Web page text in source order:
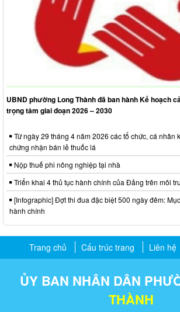
UBND phường Long Thành đã ban hành Kế hoạch
trọng tâm giai đoạn 2026 – 2030
Từ ngày 29 tháng 4 năm 2026 các tổ chức, cá nhân
chứng nhận bán lẻ thuốc lá
Nộp thuế phi nông nghiệp tại nhà
Triển khai 4 thủ tục hành chính của Đảng trên môi
[Infographic] Đợt thi đua đặc biệt 500 ngày đêm:
hành chính
Trang chủ Cấu trúc trang Liên hệ
ỦY BAN NHÂN DÂN
THÀNH